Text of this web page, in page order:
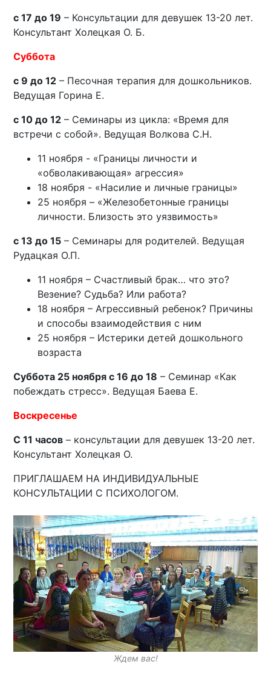
с 17 до 19 – Консультации для девушек 13-20 лет.
Консультант Холецкая О. Б.
Суббота
с 9 до 12 – Песочная терапия для дошкольников.
Ведущая Горина Е.
с 10 до 12 – Семинары из цикла: «Время для
встречи с собой». Ведущая Волкова С.Н.
11 ноября - «Границы личности и
«обволакивающая» агрессия»
18 ноября - «Насилие и личные границы»
25 ноября – «Железобетонные границы
личности. Близость это уязвимость»
с 13 до 15 – Семинары для родителей. Ведущая
Рудацкая О.П.
11 ноября – Счастливый брак… что это?
Везение? Судьба? Или работа?
18 ноября – Агрессивный ребенок? Причины
и способы взаимодействия с ним
25 ноября – Истерики детей дошкольного
возраста
Суббота 25 ноября с 16 до 18 – Семинар «Как
побеждать стресс». Ведущая Баева Е.
Воскресенье
С 11 часов – консультации для девушек 13-20 лет.
Консультант Холецкая О.
ПРИГЛАШАЕМ НА ИНДИВИДУАЛЬНЫЕ
КОНСУЛЬТАЦИИ С ПСИХОЛОГОМ.
Ждем вас!